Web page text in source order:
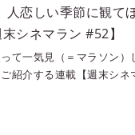
恋しい季節に観て
シネマラン #52】
て一気見（＝マラソン）
紹介する連載【週末シネ
中から、singles編集部メ
は、人肌恋しい秋だからこ